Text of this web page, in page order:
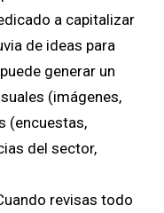
a capitalizar
de ideas para
generar un
(imágenes,
(encuestas,
del sector,
revisas todo